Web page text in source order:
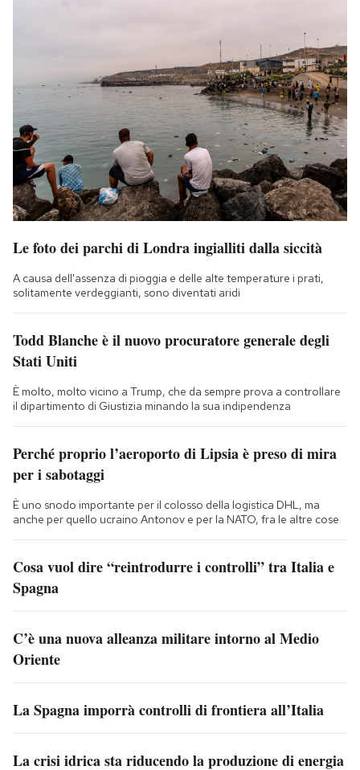
Le foto dei parchi di Londra ingialliti dalla siccità
A causa dell'assenza di pioggia e delle alte temperature i prati,
solitamente verdeggianti, sono diventati aridi
Todd Blanche è il nuovo procuratore generale degli
Stati Uniti
È molto, molto vicino a Trump, che da sempre prova a controllare
il dipartimento di Giustizia minando la sua indipendenza
Perché proprio l’aeroporto di Lipsia è preso di mira
per i sabotaggi
È uno snodo importante per il colosso della logistica DHL, ma
anche per quello ucraino Antonov e per la NATO, fra le altre cose
Cosa vuol dire “reintrodurre i controlli” tra Italia e
Spagna
C’è una nuova alleanza militare intorno al Medio
Oriente
La Spagna imporrà controlli di frontiera all’Italia
La crisi idrica sta riducendo la produzione di energia